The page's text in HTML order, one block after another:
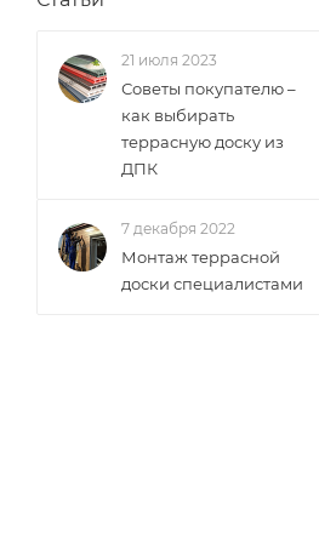
21 июля 2023
Советы покупателю –
как выбирать
террасную доску из
ДПК
7 декабря 2022
Монтаж террасной
доски специалистами